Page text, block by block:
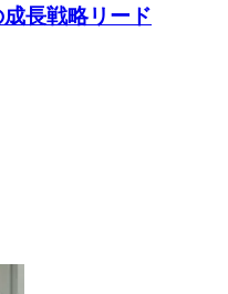
成長戦略リード